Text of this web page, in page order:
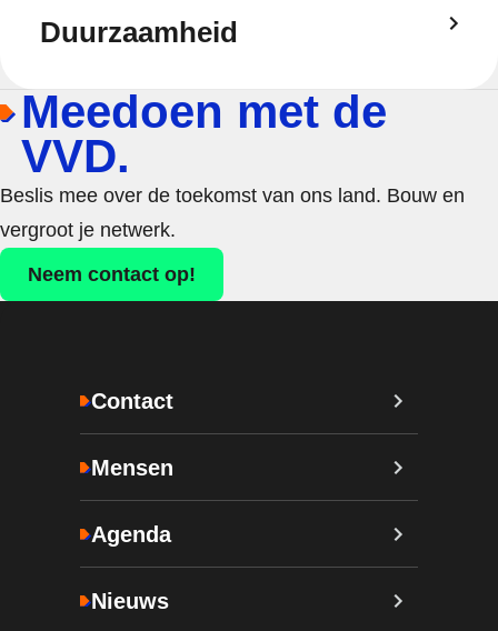
Duurzaamheid
Meedoen met de
VVD.
Beslis mee over de toekomst van ons land. Bouw en
vergroot je netwerk.
Neem contact op!
Contact
Mensen
Agenda
Nieuws